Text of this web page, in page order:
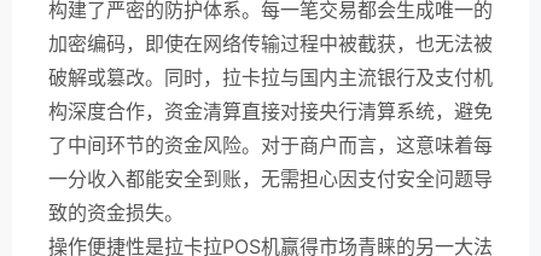
构建了严密的防护体系。每一笔交易都会生成唯一的
加密编码，即使在网络传输过程中被截获，也无法被
破解或篡改。同时，拉卡拉与国内主流银行及支付机
构深度合作，资金清算直接对接央行清算系统，避免
了中间环节的资金风险。对于商户而言，这意味着每
一分收入都能安全到账，无需担心因支付安全问题导
致的资金损失。
操作便捷性是拉卡拉POS机赢得市场青睐的另一大法